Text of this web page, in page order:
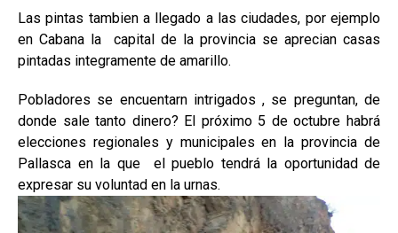
Las pintas tambien a llegado a las ciudades, por ejemplo
en Cabana la capital de la provincia se aprecian casas
pintadas integramente de amarillo.
Pobladores se encuentarn intrigados , se preguntan, de
donde sale tanto dinero? El próximo 5 de octubre habrá
elecciones regionales y municipales en la provincia de
Pallasca en la que el pueblo tendrá la oportunidad de
expresar su voluntad en la urnas.